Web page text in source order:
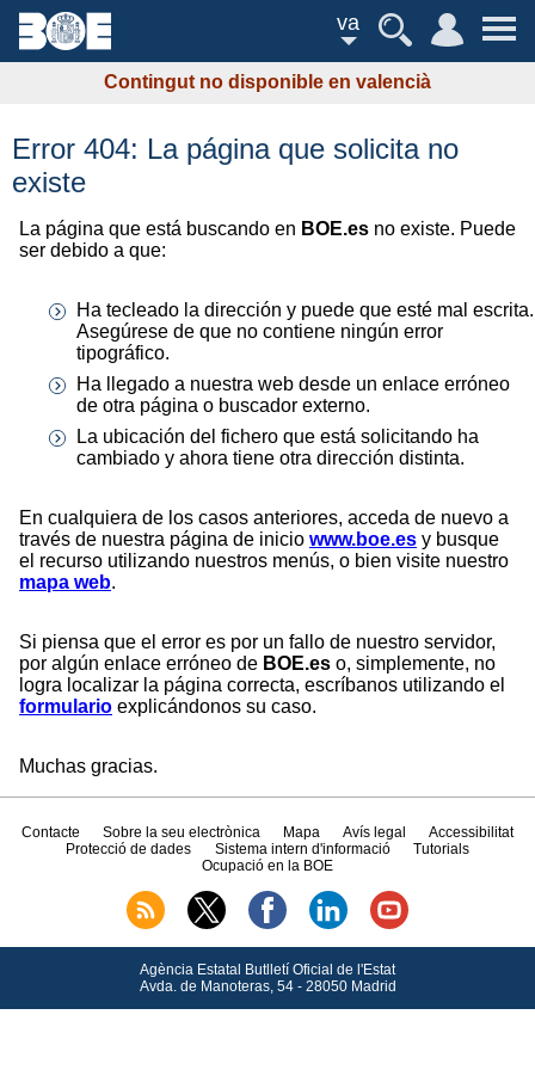
va
Contingut no disponible en valencià
Error 404: La página que solicita no
existe
La página que está buscando en BOE.es no existe. Puede
ser debido a que:
Ha tecleado la dirección y puede que esté mal escrita.
Asegúrese de que no contiene ningún error
tipográfico.
Ha llegado a nuestra web desde un enlace erróneo
de otra página o buscador externo.
La ubicación del fichero que está solicitando ha
cambiado y ahora tiene otra dirección distinta.
En cualquiera de los casos anteriores, acceda de nuevo a
través de nuestra página de inicio www.boe.es y busque
el recurso utilizando nuestros menús, o bien visite nuestro
mapa web.
Si piensa que el error es por un fallo de nuestro servidor,
por algún enlace erróneo de BOE.es o, simplemente, no
logra localizar la página correcta, escríbanos utilizando el
formulario explicándonos su caso.
Muchas gracias.
Contacte Sobre la seu electrònica Mapa Avís legal
Accessibilitat
Protecció de dades
Sistema intern d'informació
Tutorials
Ocupació en la BOE
Agència Estatal Butlletí Oficial de l'Estat
Avda.de Manoteras, 54 - 28050 Madrid